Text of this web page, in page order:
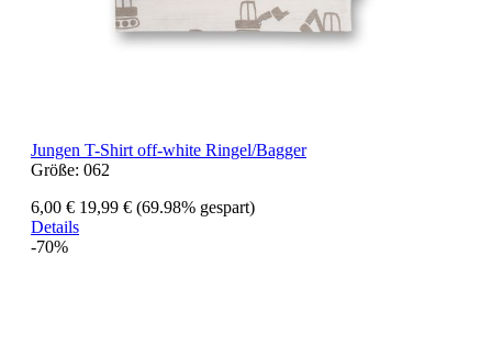
Jungen T-Shirt off-white Ringel/Bagger
Größe: 062
6,00 € 19,99 € (69.98% gespart)
Details
-70%